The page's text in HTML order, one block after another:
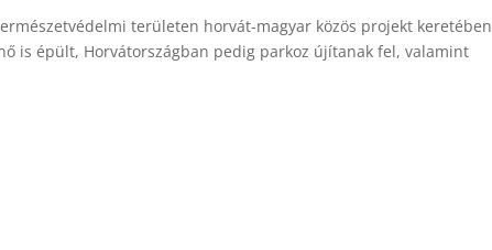
területen horvát-magyar közös projekt keretében
is épült, Horvátországban pedig parkoz újítanak fel, valamint